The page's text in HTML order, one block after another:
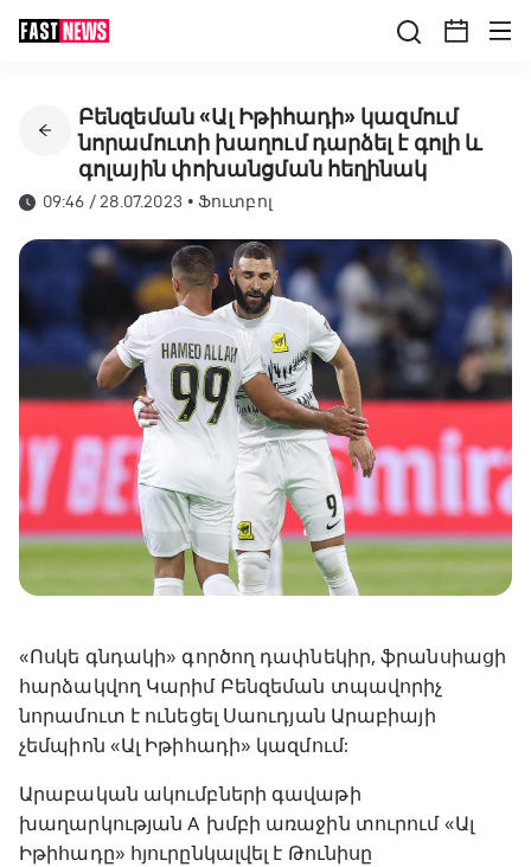
Բենզեման «Ալ Իթիհադի» կազմում
նորամուտի խաղում դարձել է գոլի և
գոլային փոխանցման հեղինակ
09:46 / 28.07.2023 •Ֆուտբոլ
«Ոսկե գնդակի» գործող դափնեկիր, ֆրանսիացի
հարձակվող Կարիմ Բենզեման տպավորիչ
նորամուտ է ունեցել Սաուդյան Արաբիայի
չեմպիոն «Ալ Իթիհադի» կազմում:
Արաբական ակումբների գավաթի
խաղարկության A խմբի առաջին տուրում «Ալ
Իթիհադը» հյուրընկալվել է Թունիսը